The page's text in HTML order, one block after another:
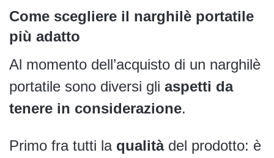
Come scegliere il narghilè portatile
più adatto
Al momento dell’acquisto di un narghilè
portatile sono diversi gli aspetti da
tenere in considerazione.
Primo fra tutti la qualitàdel prodotto: è